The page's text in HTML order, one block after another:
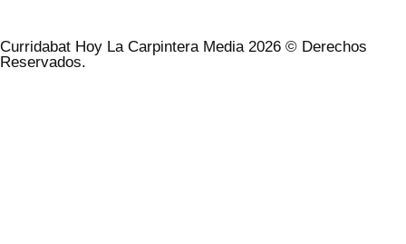
Curridabat Hoy La Carpintera Media 2026 © Derechos
Reservados.